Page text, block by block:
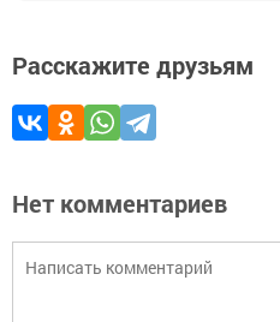
Расскажите друзьям
Нет комментариев